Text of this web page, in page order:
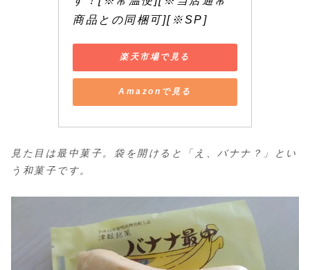
商品との同梱可][※SP]
楽天市場で見る
Amazonで見る
見た目は最中菓子。袋を開けると「え、バナナ？」とい
う和菓子です。